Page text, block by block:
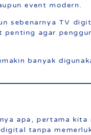
event modern.
sebenarnya TV
agar
banyak
apa, pertama
tanpa